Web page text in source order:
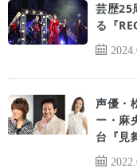
芸歴25
る『
声優・
ー・麻
台『見